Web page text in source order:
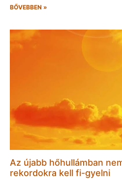
BŐVEBBEN »
Az újabb hőhullámban
rekordokra kell fi-gyelni